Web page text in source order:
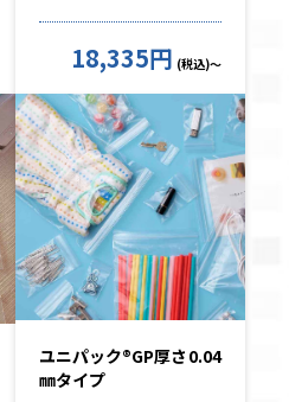
18,335円 (税込)～
ユニパック®GP厚さ0.04
㎜タイプ